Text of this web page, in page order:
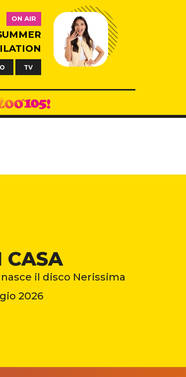
ON AIR
TV
CASA
il disco Nerissima
2026